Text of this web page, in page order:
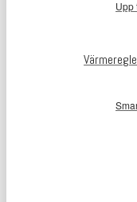
Upp